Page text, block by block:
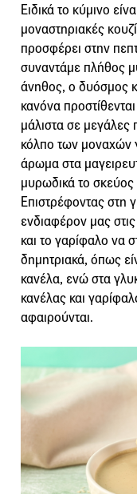
Ειδικά το κύμινο
μοναστηριακές
προσφέρει στην
συναντάμε πλήθος
άνηθος, ο δυόσμος
κανόνα
μάλιστα σε μεγάλες
κόλπο των μοναχών
άρωμα στα
μυρωδικά το σκεύος
Επιστρέφοντας στη
ενδιαφέρον μας
και το γαρίφαλο να
δημητριακά, όπως
κανέλα, ενώ στα
κανέλας και
αφαιρούνται.